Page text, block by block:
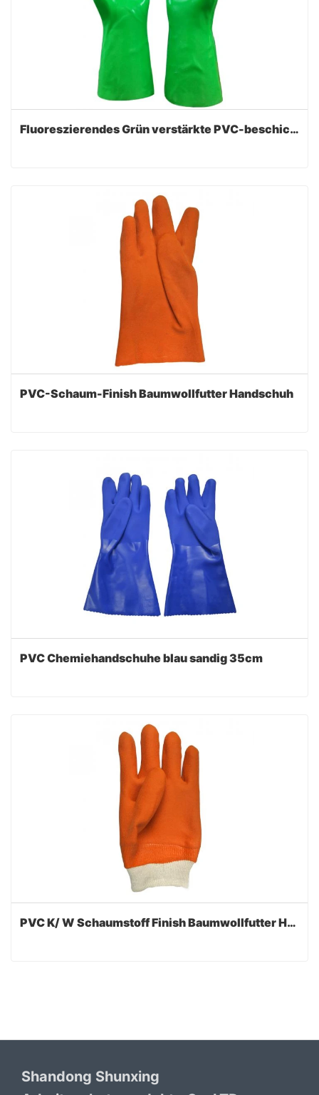
Fluoreszierendes Grün verstärkte PVC-beschichtete Handschuhe
PVC-Schaum-Finish Baumwollfutter Handschuh
PVC Chemiehandschuhe blau sandig 35cm
PVC K/ W Schaumstoff Finish Baumwollfutter Handschuh
Shandong Shunxing